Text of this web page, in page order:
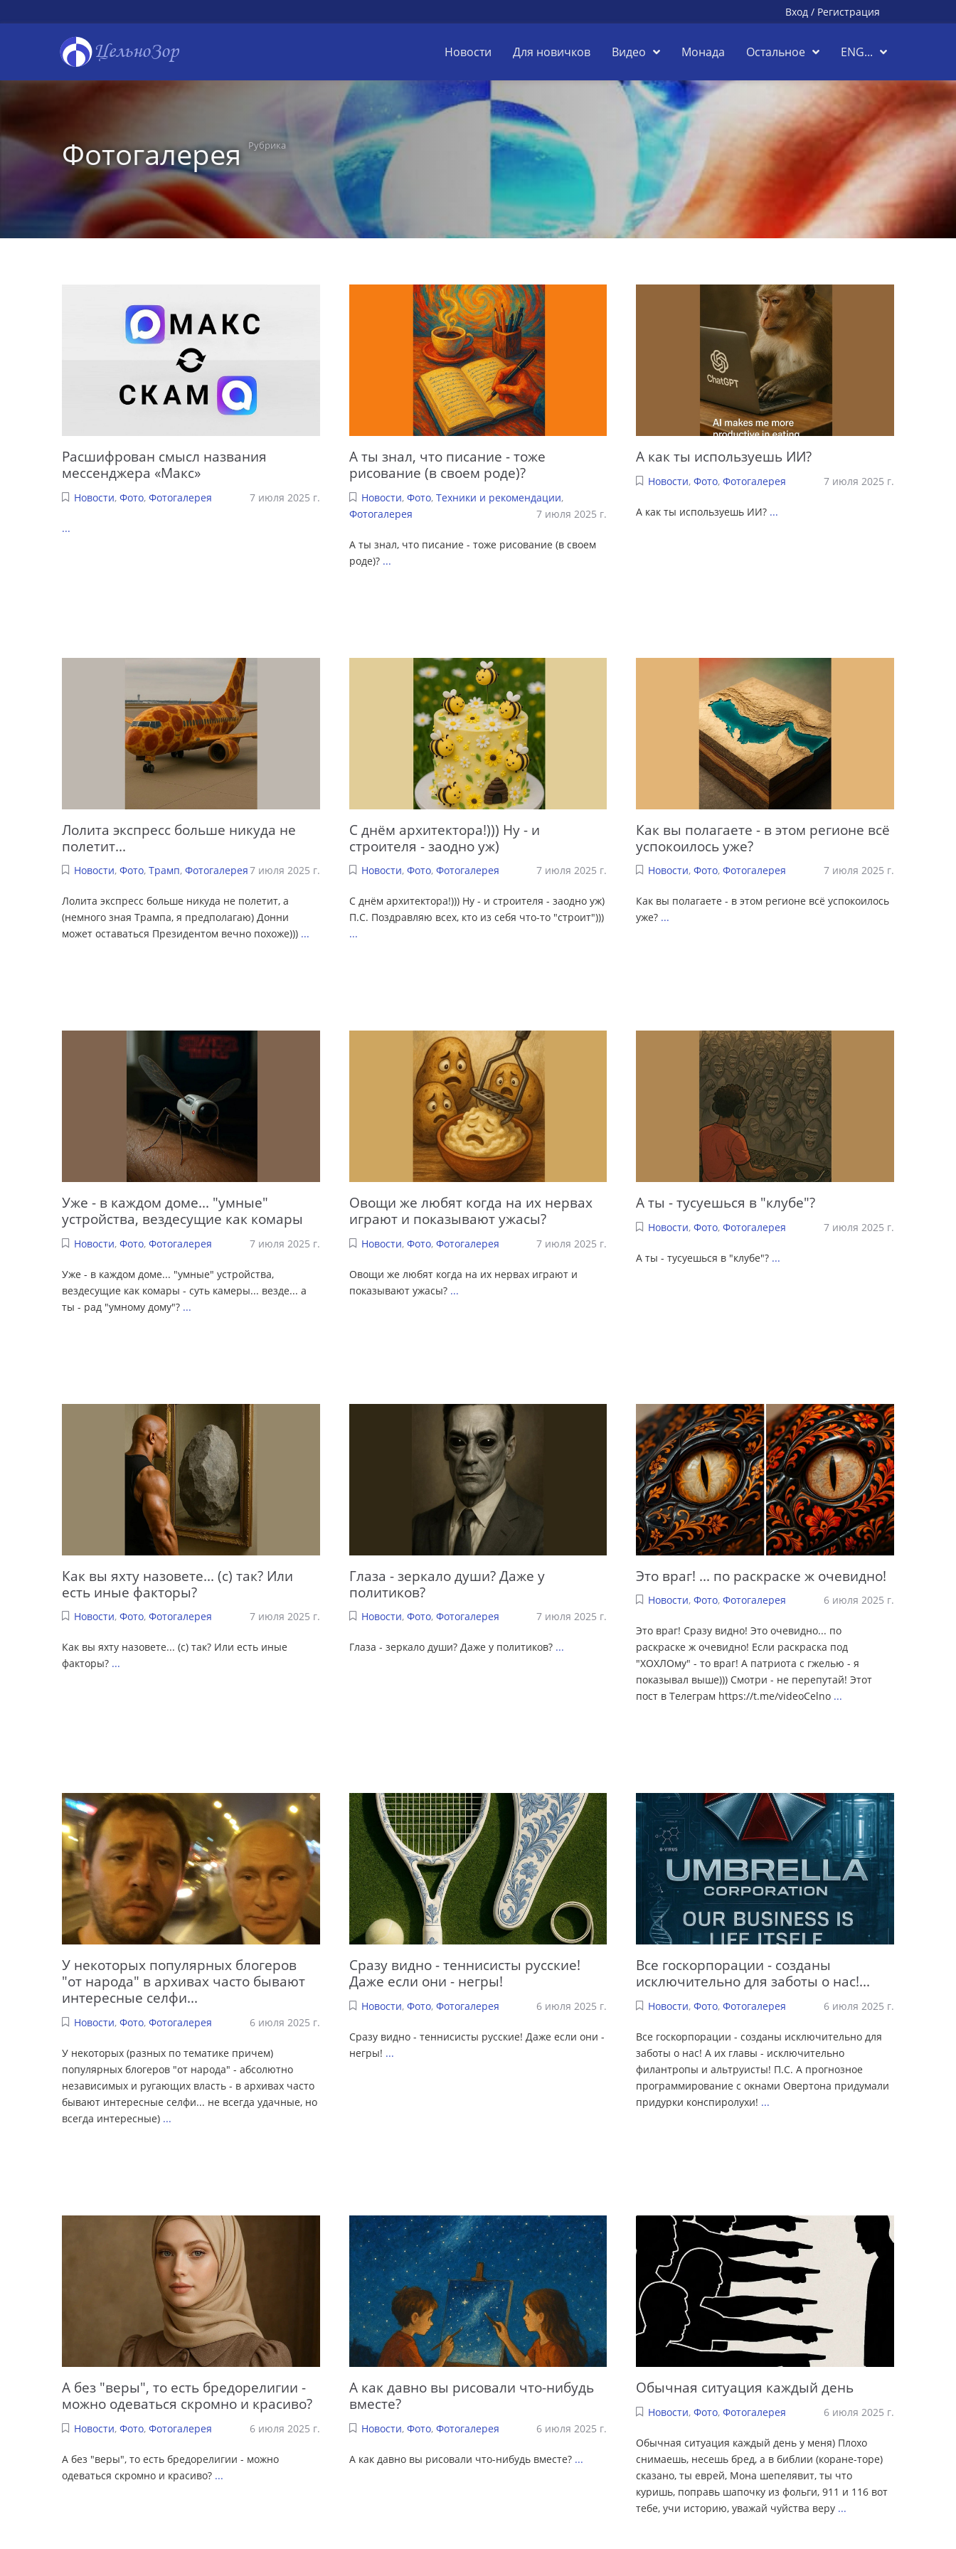
Вход / Регистрация
ЦельноЗор Новости Для новичков Видео Монада Остальное ENG...
Фотогалерея Рубрика
Расшифрован смысл названия
мессенджера «Макс»
Новости, Фото, Фотогалерея 7 июля 2025 г.
...
А ты знал, что писание - тоже
рисование (в своем роде)?
Новости, Фото, Техники и рекомендации,
Фотогалерея
7 июля 2025 г.
А ты знал, что писание - тоже рисование (в своем
роде)? ...
А как ты используешь ИИ?
Новости,Фото,Фотогалерея 7 июля 2025 г.
А как ты используешь ИИ? ...
Лолита экспресс больше никуда не
полетит...
Новости, Фото, Трамп, Фотогалерея7 июля 2025 г.
Лолита экспресс больше никуда не полетит, а
(немного зная Трампа, я предполагаю) Донни
может оставаться Президентом вечно похоже))) ...
С днём архитектора!))) Ну - и
строителя - заодно уж)
Новости, Фото, Фотогалерея 7 июля 2025 г.
С днём архитектора!))) Ну - и строителя - заодно уж)
П.С. Поздравляю всех, кто из себя что-то "строит")))
...
Как вы полагаете - в этом регионе всё
успокоилось уже?
Новости,Фото,Фотогалерея 7 июля 2025 г.
Как вы полагаете - в этом регионе всё успокоилось
уже? ...
Уже - в каждом доме... "умные"
устройства, вездесущие как комары
Новости, Фото, Фотогалерея 7 июля 2025 г.
Уже - в каждом доме... "умные" устройства,
вездесущие как комары - суть камеры... везде... а
ты - рад "умному дому"? ...
Овощи же любят когда на их нервах
играют и показывают ужасы?
Новости, Фото, Фотогалерея 7 июля 2025 г.
Овощи же любят когда на их нервах играют и
показывают ужасы? ...
А ты - тусуешься в "клубе"?
Новости,Фото,Фотогалерея 7 июля 2025 г.
А ты - тусуешься в "клубе"? ...
Как вы яхту назовете... (с) так? Или
есть иные факторы?
Новости, Фото, Фотогалерея 7 июля 2025 г.
Как вы яхту назовете... (с) так? Или есть иные
факторы? ...
Глаза - зеркало души? Даже у
политиков?
Новости, Фото, Фотогалерея 7 июля 2025 г.
Глаза - зеркало души? Даже у политиков? ...
Это враг! ... по раскраске ж очевидно!
Новости,Фото,Фотогалерея 6 июля 2025 г.
Это враг! Сразу видно! Это очевидно... по
раскраске ж очевидно! Если раскраска под
"ХОХЛОму" - то враг! А патриота с гжелью - я
показывал выше))) Смотри - не перепутай! Этот
пост в Телеграм https://t.me/videoCelno ...
У некоторых популярных блогеров
"от народа" в архивах часто бывают
интересные селфи...
Новости, Фото, Фотогалерея 6 июля 2025 г.
У некоторых (разных по тематике причем)
популярных блогеров "от народа" - абсолютно
независимых и ругающих власть - в архивах часто
бывают интересные селфи... не всегда удачные, но
всегда интересные) ...
Сразу видно - теннисисты русские!
Даже если они - негры!
Новости, Фото, Фотогалерея 6 июля 2025 г.
Сразу видно - теннисисты русские! Даже если они -
негры! ...
Все госкорпорации - созданы
исключительно для заботы о нас!...
Новости,Фото,Фотогалерея 6 июля 2025 г.
Все госкорпорации - созданы исключительно для
заботы о нас! А их главы - исключительно
филантропы и альтруисты! П.С. А прогнозное
программирование с окнами Овертона придумали
придурки конспиролухи! ...
А без "веры", то есть бредорелигии -
можно одеваться скромно и красиво?
Новости, Фото, Фотогалерея 6 июля 2025 г.
А без "веры", то есть бредорелигии - можно
одеваться скромно и красиво? ...
А как давно вы рисовали что-нибудь
вместе?
Новости, Фото, Фотогалерея 6 июля 2025 г.
А как давно вы рисовали что-нибудь вместе? ...
Обычная ситуация каждый день
Новости,Фото,Фотогалерея 6 июля 2025 г.
Обычная ситуация каждый день у меня) Плохо
снимаешь, несешь бред, а в библии (коране-торе)
сказано, ты еврей, Мона шепелявит, ты что
куришь, поправь шапочку из фольги, 911 и 116 вот
тебе, учи историю, уважай чуйства веру ...